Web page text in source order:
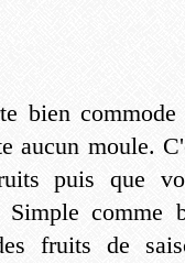
bien
aucun moule.
puis que
comme
fruits de